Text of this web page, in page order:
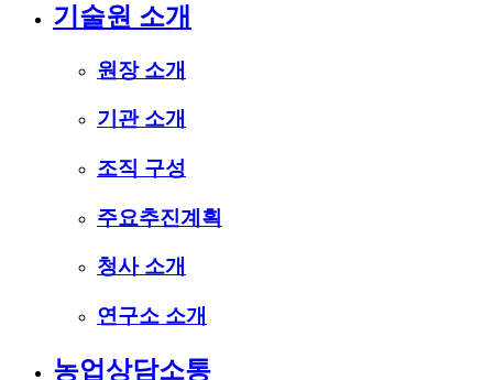
기술원 소개
원장 소개
기관 소개
조직 구성
주요추진계획
청사 소개
연구소 소개
농업상담소통